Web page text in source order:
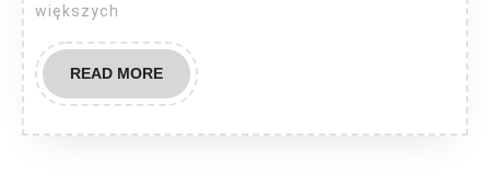
większych
READ MOREREAD
MORE